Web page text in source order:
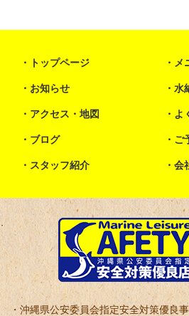
トップページ メ
お知らせ 水
アクセス・地図 よ
ブログ ご
スタッフ紹介 会
沖縄県公安委員会指定安全対策優良